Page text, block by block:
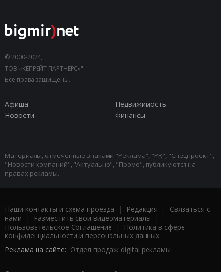
© 2000-2024,
ТОВ «КЕПРЕЙТ ПАРТНЕРС»".
Все права защищены.
Афиша
Недвижимость
Новости
Финансы
Материалы, отмеченные знаками "Реклама", "PR", "Спецпроект",
"Новости компаний", "Актуально", "Промо", публикуются на
правах рекламы.
Наши контакты и схема проезда | Редакция | Связаться с
нами | Разместить свои видеоматериалы |
Пользовательское Соглашение |
Политика в сфере
конфиденциальности и персональных данных
Реклама на сайте: Отдел продаж digital рекламы